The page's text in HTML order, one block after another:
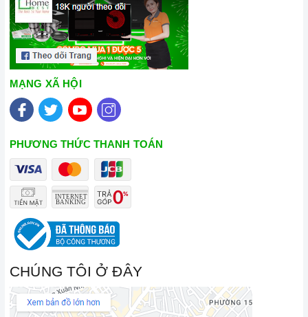
MẠNG XÃ HỘI
PHƯƠNG THỨC THANH TOÁN
CHÚNG TÔI Ở ĐÂY